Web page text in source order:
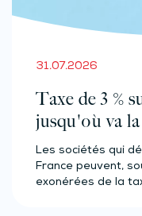
31.07.2026
Taxe de 3 %
jusqu'où va
Les sociétés qui
France peuvent,
exonérées de la